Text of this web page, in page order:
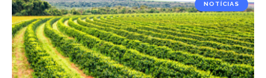
NOTÍCIAS